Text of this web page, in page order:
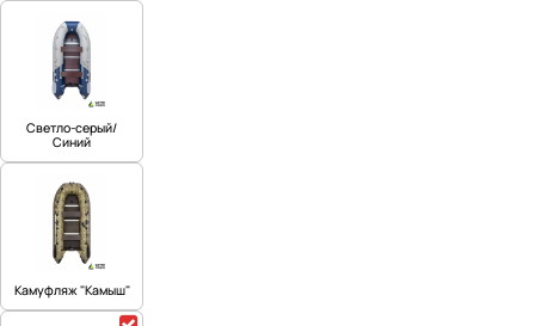
Светло-серый/
Синий
Камуфляж "Камыш"